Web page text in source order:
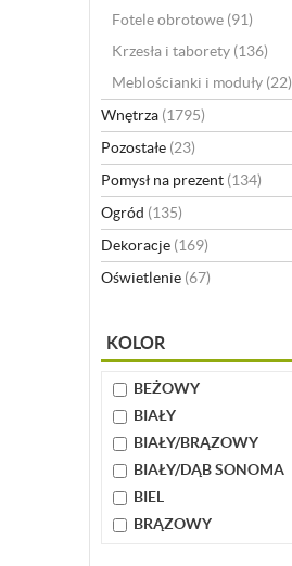
Fotele obrotowe (91)
Krzesła i taborety (136)
Meblościanki i moduły (22)
Wnętrza (1795)
Pozostałe (23)
Pomysł na prezent (134)
Ogród (135)
Dekoracje (169)
Oświetlenie (67)
KOLOR
BEŻOWY
BIAŁY
BIAŁY/BRĄZOWY
BIAŁY/DĄB SONOMA
BIEL
BRĄZOWY